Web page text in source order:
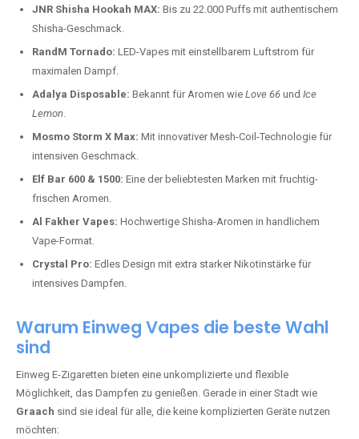
JNR Shisha Hookah MAX: Bis zu 22.000 Puffs mit authentischem
Shisha-Geschmack.
RandM Tornado: LED-Vapes mit einstellbarem Luftstrom für
maximalen Dampf.
Adalya Disposable: Bekannt für Aromen wie Love 66 und Ice
Lemon.
Mosmo Storm X Max: Mit innovativer Mesh-Coil-Technologie für
intensiven Geschmack.
Elf Bar 600 & 1500: Eine der beliebtesten Marken mit fruchtig-
frischen Aromen.
Al Fakher Vapes: Hochwertige Shisha-Aromen in handlichem
Vape-Format.
Crystal Pro: Edles Design mit extra starker Nikotinstärke für
intensives Dampfen.
Warum Einweg Vapes die beste Wahl
sind
Einweg E-Zigaretten bieten eine unkomplizierte und flexible
Möglichkeit, das Dampfen zu genießen. Gerade in einer Stadt wie
Graach sind sie ideal für alle, die keine komplizierten Geräte nutzen
möchten: